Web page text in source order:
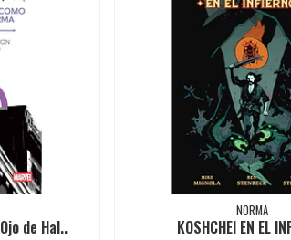
de Hal..
NORMA
KOSHCHEI EN EL